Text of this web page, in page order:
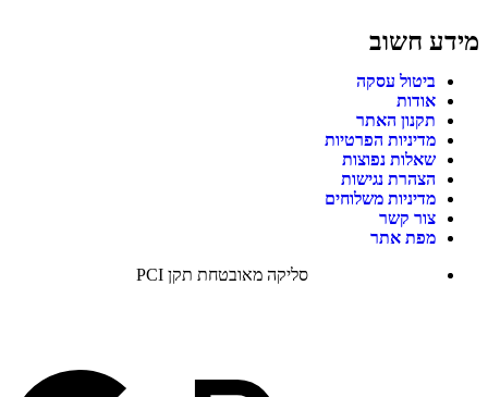
מידע חשוב
ביטול עסקה
אודות
תקנון האתר
מדיניות הפרטיות
שאלות נפוצות
הצהרת נגישות
מדיניות משלוחים
צור קשר
מפת אתר
סליקה מאובטחת תקן PCI